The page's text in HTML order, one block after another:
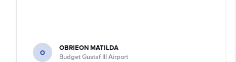
O OBRIEON MATILDA
Budget Gustaf III Airport